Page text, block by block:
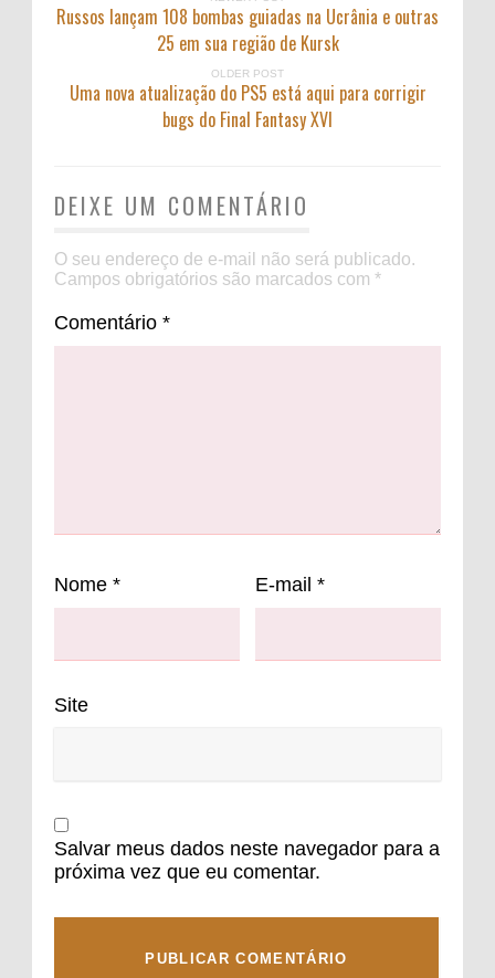
Russos lançam 108 bombas guiadas na Ucrânia e outras
25 em sua região de Kursk
OLDER POST
Uma nova atualização do PS5 está aqui para corrigir
bugs do Final Fantasy XVI
DEIXE UM COMENTÁRIO
O seu endereço de e-mail não será publicado.
Campos obrigatórios são marcados com *
Comentário *
Nome * E-mail *
Site
Salvar meus dados neste navegador para a
próxima vez que eu comentar.